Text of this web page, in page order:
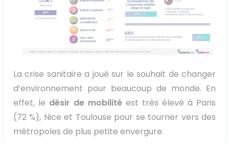
La crise sanitaire a joué sur le souhait de changer
d’environnement pour beaucoup de monde. En
effet, le désir de mobilité est très élevé à Paris
(72 %), Nice et Toulouse pour se tourner vers des
métropoles de plus petite envergure.